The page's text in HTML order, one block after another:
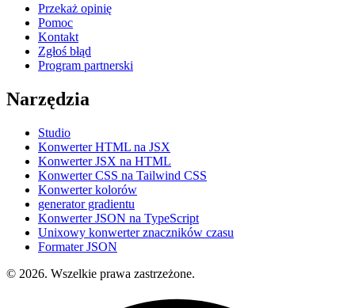
Przekaż opinię
Pomoc
Kontakt
Zgłoś błąd
Program partnerski
Narzędzia
Studio
Konwerter HTML na JSX
Konwerter JSX na HTML
Konwerter CSS na Tailwind CSS
Konwerter kolorów
generator gradientu
Konwerter JSON na TypeScript
Unixowy konwerter znaczników czasu
Formater JSON
© 2026. Wszelkie prawa zastrzeżone.